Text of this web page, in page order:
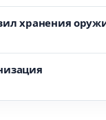
хранения